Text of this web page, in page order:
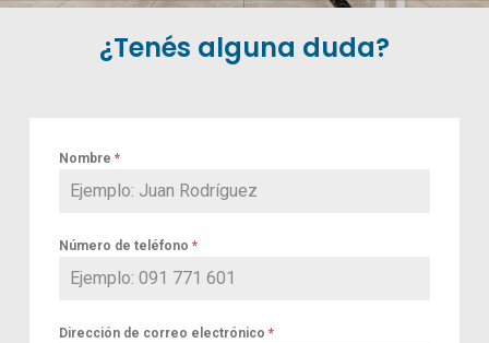
¿Tenés alguna duda?
Nombre *
Número de teléfono *
Dirección de correo electrónico *